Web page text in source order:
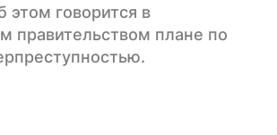
этом говорится в
правительством плане по